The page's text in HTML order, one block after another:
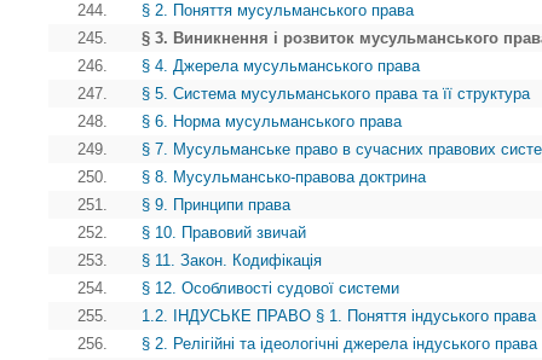
244.
§ 2. Поняття мусульманського права
245.
§ 3. Виникнення і розвиток мусульманського
246.
§ 4. Джерела мусульманського права
247.
§ 5. Система мусульманського права та її структура
248.
§ 6. Норма мусульманського права
249.
§ 7. Мусульманське право в сучасних правових
250.
§ 8. Мусульмансько-правова доктрина
251.
§ 9. Принципи права
252.
§ 10. Правовий звичай
253.
§ 11. Закон. Кодифікація
254.
§ 12. Особливості судової системи
255.
1.2. ІНДУСЬКЕ ПРАВО § 1. Поняття індуського права
256.
§ 2. Релігійні та ідеологічні джерела індуського права